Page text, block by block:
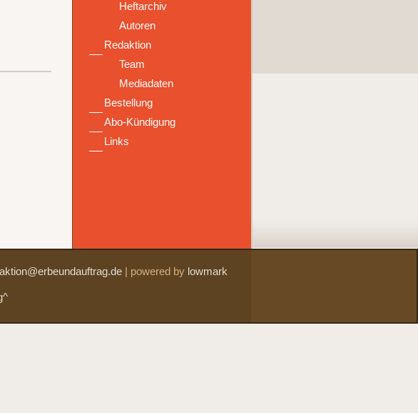
Heftarchiv
Autoren
Redaktion
Team
Mediadaten
Bestellung
Abo-Kündigung
Links
| powered by lowmark